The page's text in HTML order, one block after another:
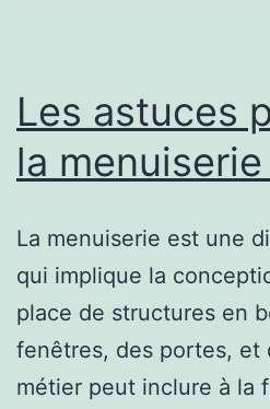
Les astuces
la
La menuiserie est une
qui implique la
place de structures en
fenêtres, des portes, et
métier peut inclure à la